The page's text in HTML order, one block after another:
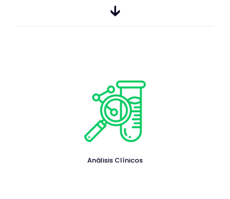
🡳
Análisis Clínicos